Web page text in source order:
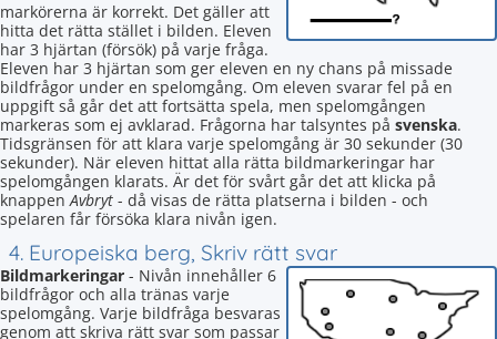
markörerna är korrekt. Det gäller att
hitta det rätta stället i bilden. Eleven
har 3 hjärtan (försök) på varje fråga.
Eleven har 3 hjärtan som ger eleven en ny chans på missade
bildfrågor under en spelomgång. Om eleven svarar fel på en
uppgift så går det att fortsätta spela, men spelomgången
markeras som ej avklarad. Frågorna har talsyntes på svenska.
Tidsgränsen för att klara varje spelomgång är 30 sekunder (30
sekunder). När eleven hittat alla rätta bildmarkeringar har
spelomgången klarats. Är det för svårt går det att klicka på
knappenAvbryt - då visas de rätta platserna i bilden - och
spelaren får försöka klara nivån igen.
4. Europeiska berg, Skriv rätt svar
Bildmarkeringar - Nivån innehåller 6
bildfrågor och alla tränas varje
spelomgång. Varje bildfråga besvaras
genom att skriva rätt svar som passar